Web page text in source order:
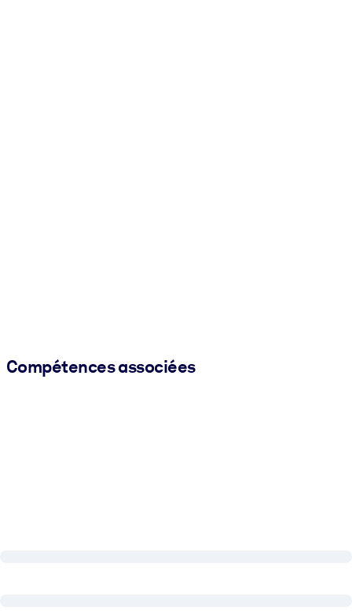
Compétences associées